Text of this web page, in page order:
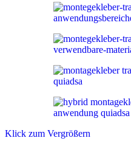
Klick zum Vergrößern